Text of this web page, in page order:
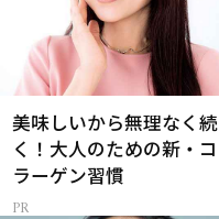
美味しいから無理なく続
く！大人のための新・コ
ラーゲン習慣